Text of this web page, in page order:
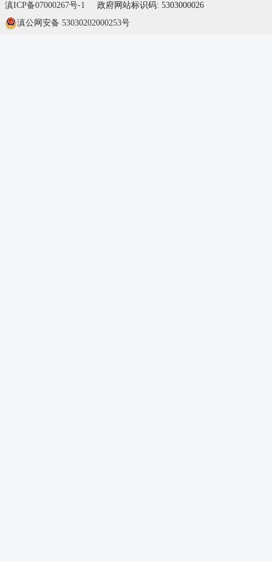
滇ICP备07000267号-1
政府网站标识码: 5303000026
滇公网安备 53030202000253号